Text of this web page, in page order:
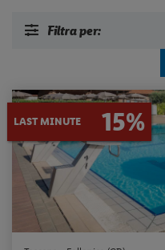
Filtra per:
LAST MINUTE 15%